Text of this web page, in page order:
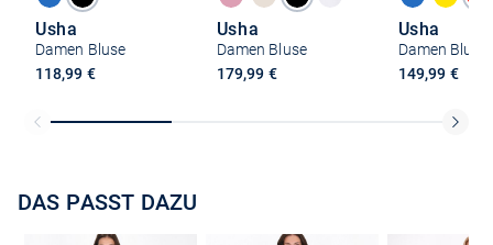
Usha
Damen Bluse
118,99 €
Usha
Damen Bluse
179,99 €
Usha
Damen Bluse
149,99 €
DAS PASST DAZU